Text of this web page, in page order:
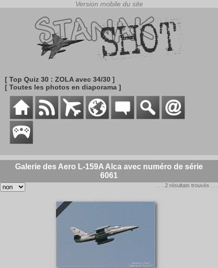
[ Top Quiz 30 : ZOLA avec 34/30 ]
[ Toutes les photos en diaporama ]
Galerie des Aero L-159A Alca avec numéro de série
6061
. . . 2 résultats trouvés . . .